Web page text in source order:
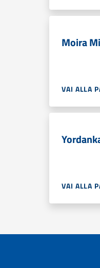
Moira
VAI ALLA
VAI ALLA